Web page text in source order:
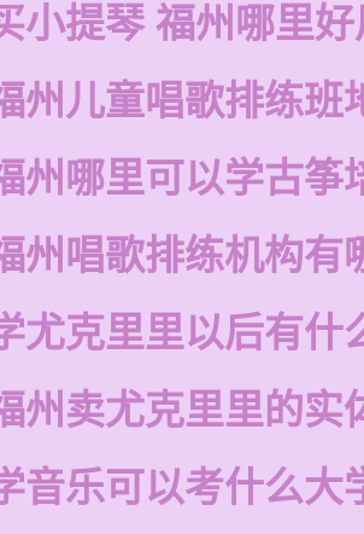
小提琴 福州哪里
州儿童唱歌排练班
州哪里可以学古筝
州唱歌排练机构有
尤克里里以后有什
州卖尤克里里的实
音乐可以考什么大